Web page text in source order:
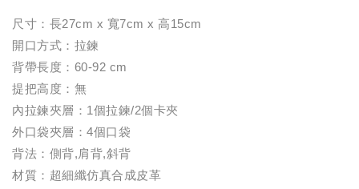
尺寸：長27cm x 寬7cm x 高15cm
開口方式：拉鍊
背帶長度：60-92 cm
提把高度：無
內拉鍊夾層：1個拉鍊/2個卡夾
外口袋夾層：4個口袋
背法：側背,肩背,斜背
材質：超細纖仿真合成皮革